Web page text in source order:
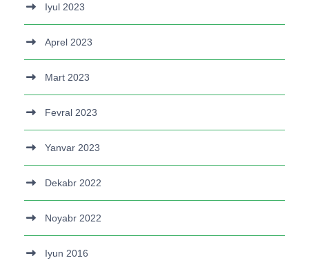
Iyul 2023
Aprel 2023
Mart 2023
Fevral 2023
Yanvar 2023
Dekabr 2022
Noyabr 2022
Iyun 2016